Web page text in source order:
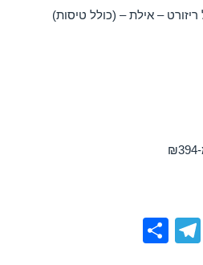
ריזורט – אילת – (כולל טיסות)
רויאל ריזורט – אילת 27/03/2018
W
T